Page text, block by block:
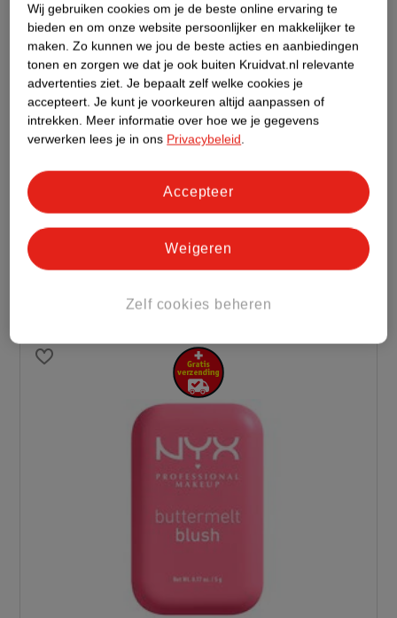
Shop NYX Professional Makeup bij Kruidvat
Het wachten is voorbij, NYX Professional Makeup is
nu verkrijgbaar inonze webshopen in de winkels!
Naast deze viral producten vind je nog veel meer in
dit kleurrijke assortiment: van mascara’s en
oogpotloden tot foundations, concealers en meer.
Shop snel en maak je nieuwste look met NYX
Professional Makeup.
Dit artikel is voor het laatst bijgewerkt op 14 maart
Wij gebruiken cookies om je de beste online ervaring te
bieden en om onze website persoonlijker en makkelijker te
maken. Zo kunnen we jou de beste acties en aanbiedingen
tonen en zorgen we dat je ook buiten Kruidvat.nl relevante
advertenties ziet. Je bepaalt zelf welke cookies je
accepteert. Je kunt je voorkeuren altijd aanpassen of
intrekken. Meer informatie over hoe we je gegevens
verwerken lees je in ons Privacybeleid.
Zelf cookies beheren
Weigeren
Accepteer